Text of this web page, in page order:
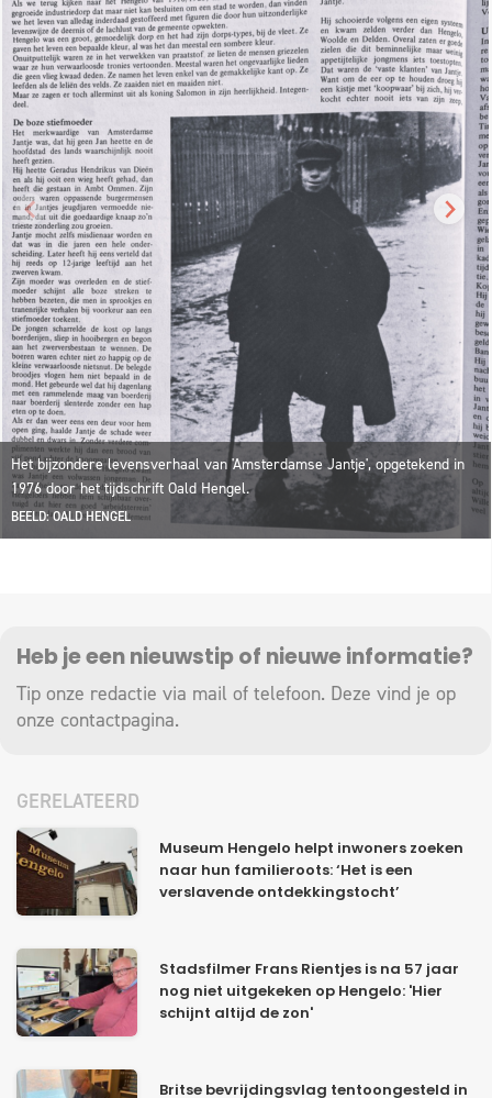
Het bijzondere levensverhaal van 'Amsterdamse Jantje', opgetekend in
1976 door het tijdschrift Oald Hengel.
BEELD: OALD HENGEL
Heb je een nieuwstip of nieuwe informatie?
Tip onze redactie via mail of telefoon. Deze vind je op
onze contactpagina.
GERELATEERD
Museum Hengelo helpt inwoners zoeken
naar hun familieroots: ‘Het is een
verslavende ontdekkingstocht’
Stadsfilmer Frans Rientjes is na 57 jaar
nog niet uitgekeken op Hengelo: 'Hier
schijnt altijd de zon'
Britse bevrijdingsvlag tentoongesteld in